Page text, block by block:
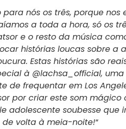
nós os três, porque nos
a toda a hora, só os
e o resto da música
histórias loucas sobre a
Estas histórias são
à @lachsa_official,
de frequentar em Los
por criar este som mágico
adolescente soubesse que
de volta à meia-noite!“